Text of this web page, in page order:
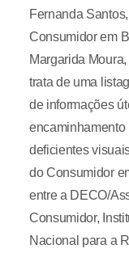
Fernanda
Consumidor em
Margarida
trata de uma
de informações
encaminhamento
deficientes
do Consumidor
entre a DECO/
Consumidor,
Nacional para a